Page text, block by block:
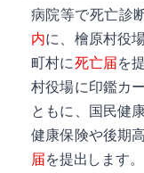
病院等で死亡診
内に、檜原村役
町村に死亡届を
村役場に印鑑カ
ともに、国民健
健康保険や後期
届を提出します。